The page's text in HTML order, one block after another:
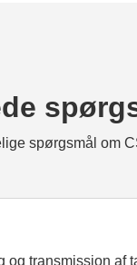
spørgsmål om
transmission af